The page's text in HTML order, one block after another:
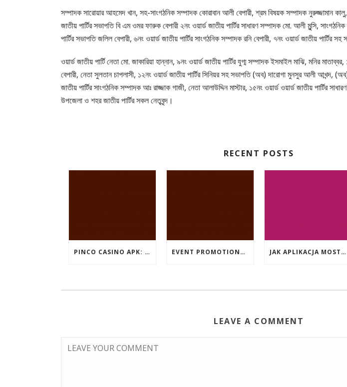
সম্পাদক সারোয়ার আহমেদ খান, সহ-সাংগঠনিক সম্পাদক কোরাবান আলী বেপারী, শ্রম বিষয়ক সম্পাদক নুরুজ্জামান
জাতীয় পার্টির সভাপতি বি এম ওমর ফারুক বেপারী ২নং ওয়ার্ড জাতীয় পার্টির সাধারণ সম্পাদক মো. আলী মুন্সি,
পার্টির সভাপতি জলিল বেপারী, ৬নং ওয়ার্ড জাতীয় পার্টির সাংগঠনিক সম্পাদক রনি বেপারী, ৭নং ওয়ার্ড জাতীয় পার্টির
ওয়ার্ড জাতীয় পার্টি নেতা মো. জাকারিয়া হান্নান, ৯নং ওয়ার্ড জাতীয় পার্টির যুগ্ম সম্পাদক ইসমাইল মাঝি, মনির
বেপারী, নেতা সুলতান চাপলাসী, ১২নং ওয়ার্ড জাতীয় পার্টির সিনিয়র সহ সভাপতি (অব) দারোগা মুনসুর আলী আখন্দ,
জাতীয় পার্টির সাংগঠনিক সম্পাদক আঃ রাজ্জাক গাজী, নেতা আলাউদ্দিন মাস্টার, ১৫নং ওয়ার্ড ওয়ার্ড জাতীয় পার্টির
উপজেলা ও শহর জাতীয় পার্টির সকল নেতৃবৃন্দ।
RECENT POSTS
PINCO CASINO APK: OYUN SEÇIMLƏRININ İCMALI EVENT PROMOTIONS AT HIGHEST PAYING ONLINE CASINOS WITH BEST RTP JAK APLIKACJA MOSTBET WSPIERA UŻYTKOWNIKÓW ANDROIDA?
LEAVE A COMMENT